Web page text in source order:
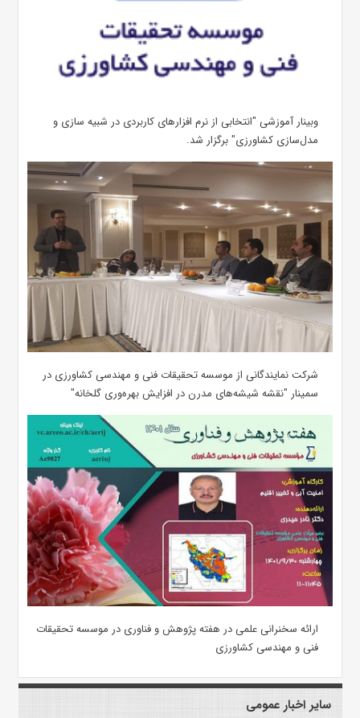
وبینار آموزشی "انتخابی از نرم افزارهای کاربردی در شبیه سازی و
مدل‌سازی کشاورزی" برگزار شد.
شرکت نمایندگانی از موسسه تحقیقات فنی و مهندسی کشاورزی در
سمینار "نقشه شیشه‌های مدرن در افزایش بهره‌وری گلخانه"
ارائه سخنرانی علمی در هفته پژوهش و فناوری در موسسه تحقیقات
فنی و مهندسی کشاورزی
سایر اخبار عمومی